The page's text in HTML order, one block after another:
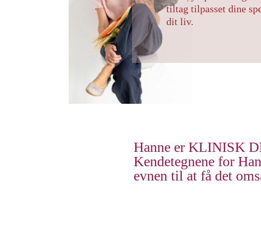
tiltag tilpasset dine
dit liv.
Hanne er KLINISK
Kendetegnene for
evnen til at få det